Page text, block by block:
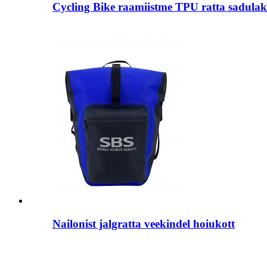
Cycling Bike raamiistme TPU ratta
Nailonist jalgratta veekindel hoiukott